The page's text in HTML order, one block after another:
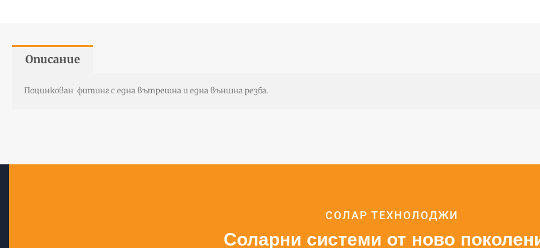
Описание
Поцинкован фитинг с една вътрешна и една външна резба.
СОЛАР ТЕХНОЛОДЖИ
Соларни системи от ново